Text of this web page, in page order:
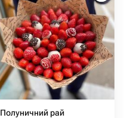
Полуничний рай